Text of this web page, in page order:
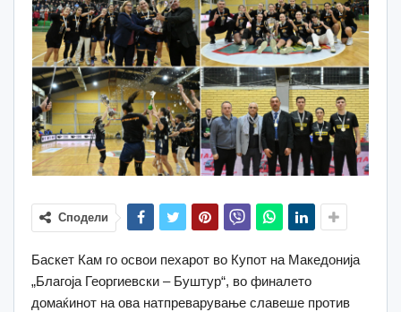
Сподели
Баскет Кам го освои пехарот во Купот на Македонија
„Благоја Георгиевски – Буштур“, во финалето
домаќинот на ова натпреварување славеше против